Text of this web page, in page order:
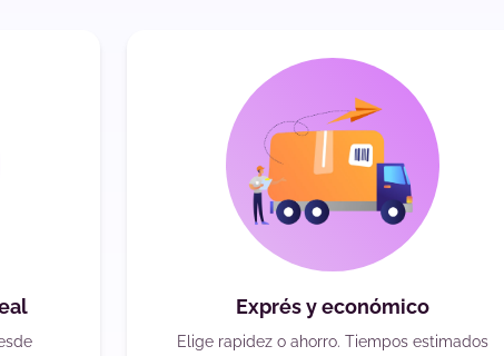
Exprés y económico
Elige rapidez o ahorro. Tiempos estimados